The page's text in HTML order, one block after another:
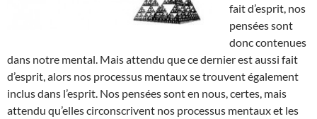
fait d’esprit, nos
pensées sont
donc contenues
dans notre mental. Mais attendu que ce dernier est aussi fait
d’esprit, alors nos processus mentaux se trouvent également
inclus dans l’esprit. Nos pensées sont en nous, certes, mais
attendu qu’elles circonscrivent nos processus mentaux et les